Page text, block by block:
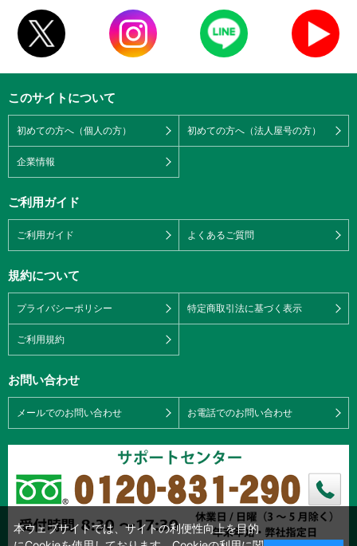
このサイトについて
初めての方へ（個人の方） 初めての方へ（法人屋号の方）
企業情報
ご利用ガイド
ご利用ガイド よくあるご質問
規約について
プライバシーポリシー 特定商取引法に基づく表示
ご利用規約
お問い合わせ
メールでのお問い合わせ お電話でのお問い合わせ
本ウェブサイトでは、サイトの利便性向上を目的